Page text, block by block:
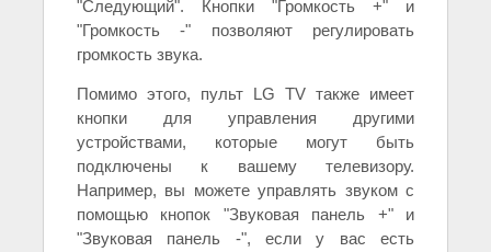
"Следующий". Кнопки "Громкость +" и
"Громкость -" позволяют регулировать
громкость звука.
Помимо этого, пульт LG TV также имеет
кнопки для управления другими
устройствами, которые могут быть
подключены к вашему телевизору.
Например, вы можете управлять звуком с
помощью кнопок "Звуковая панель +" и
"Звуковая панель -", если у вас есть